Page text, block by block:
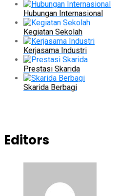
Hubungan Internasional
Kegiatan Sekolah
Kerjasama Industri
Prestasi Skarida
Skarida Berbagi
Editors